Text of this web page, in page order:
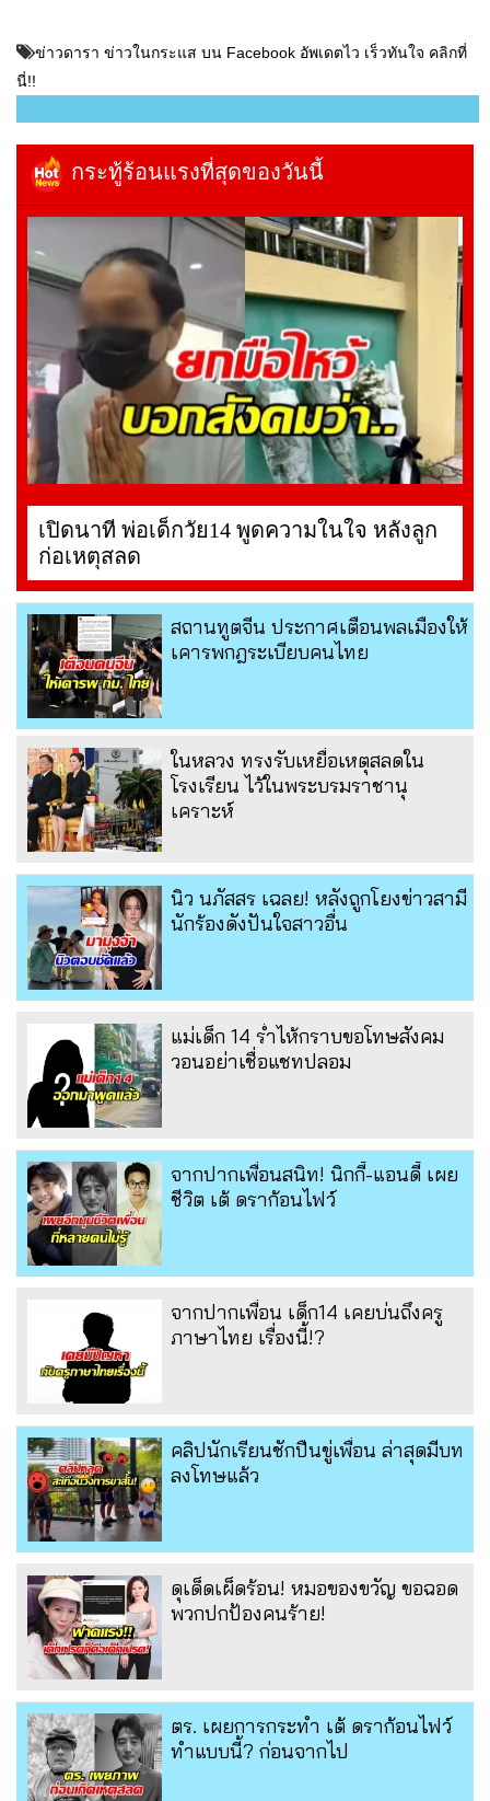
ข่าวดารา ข่าวในกระแส บน Facebook อัพเดตไว เร็วทันใจ คลิกที่
นี่!!
กระทู้ร้อนแรงที่สุดของวันนี้
เปิดนาที พ่อเด็กวัย14 พูดความในใจ หลังลูก
ก่อเหตุสลด
สถานทูตจีน ประกาศเตือนพลเมืองให้
เคารพกฎระเบียบคนไทย
ในหลวง ทรงรับเหยื่อเหตุสลดใน
โรงเรียน ไว้ในพระบรมราชานุ
เคราะห์
นิว นภัสสร เฉลย! หลังถูกโยงข่าวสามี
นักร้องดังปันใจสาวอื่น
แม่เด็ก 14 ร่ำไห้กราบขอโทษสังคม
วอนอย่าเชื่อแชทปลอม
จากปากเพื่อนสนิท! นิกกี้-แอนดี้ เผย
ชีวิต เต้ ดราก้อนไฟว์
จากปากเพื่อน เด็ก14 เคยบ่นถึงครู
ภาษาไทย เรื่องนี้!?
คลิปนักเรียนชักปืนขู่เพื่อน ล่าสุดมีบท
ลงโทษแล้ว
ดุเด็ดเผ็ดร้อน! หมอของขวัญ ขอฉอด
พวกปกป้องคนร้าย!
ตร. เผยการกระทำ เต้ ดราก้อนไฟว์
ทำแบบนี้? ก่อนจากไป